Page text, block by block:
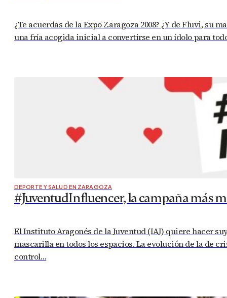
¿Te acuerdas de la Expo Zaragoza 2008? ¿Y de Fluvi,
una fría acogida inicial a convertirse en un ídolo para
DEPORTE Y SALUD EN ZARAGOZA
#JuventudInfluencer, la campaña más
El Instituto Aragonés de la Juventud (IAJ) quiere hacer
mascarilla en todos los espacios. La evolución de la de
control…